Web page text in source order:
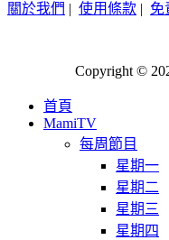
關於我們 | 使用條款 | 免
Copyright ©
首頁
MamiTV
每周節目
星期一
星期二
星期三
星期四